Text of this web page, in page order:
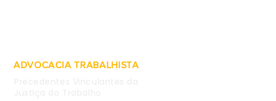
ADVOCACIA TRABALHISTA